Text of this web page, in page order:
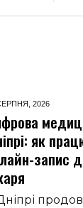
2026
як
запис